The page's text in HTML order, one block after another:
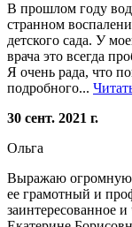
В прошлом году
странном
детского сада. У
врача это всегда
Я очень рада, что
подробного...
30 сент. 2021 г.
Ольга
Выражаю огромную
ее грамотный и
заинтересованное